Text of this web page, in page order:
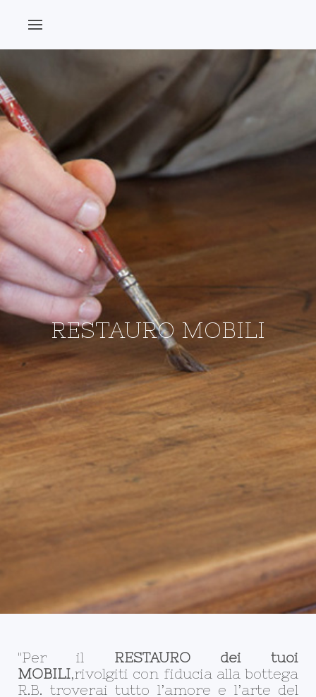
RESTAURO MOBILI
"Per il RESTAURO dei tuoi
MOBILI,rivolgiti con fiducia alla bottega
R.B. troverai tutto l’amore e l’arte del